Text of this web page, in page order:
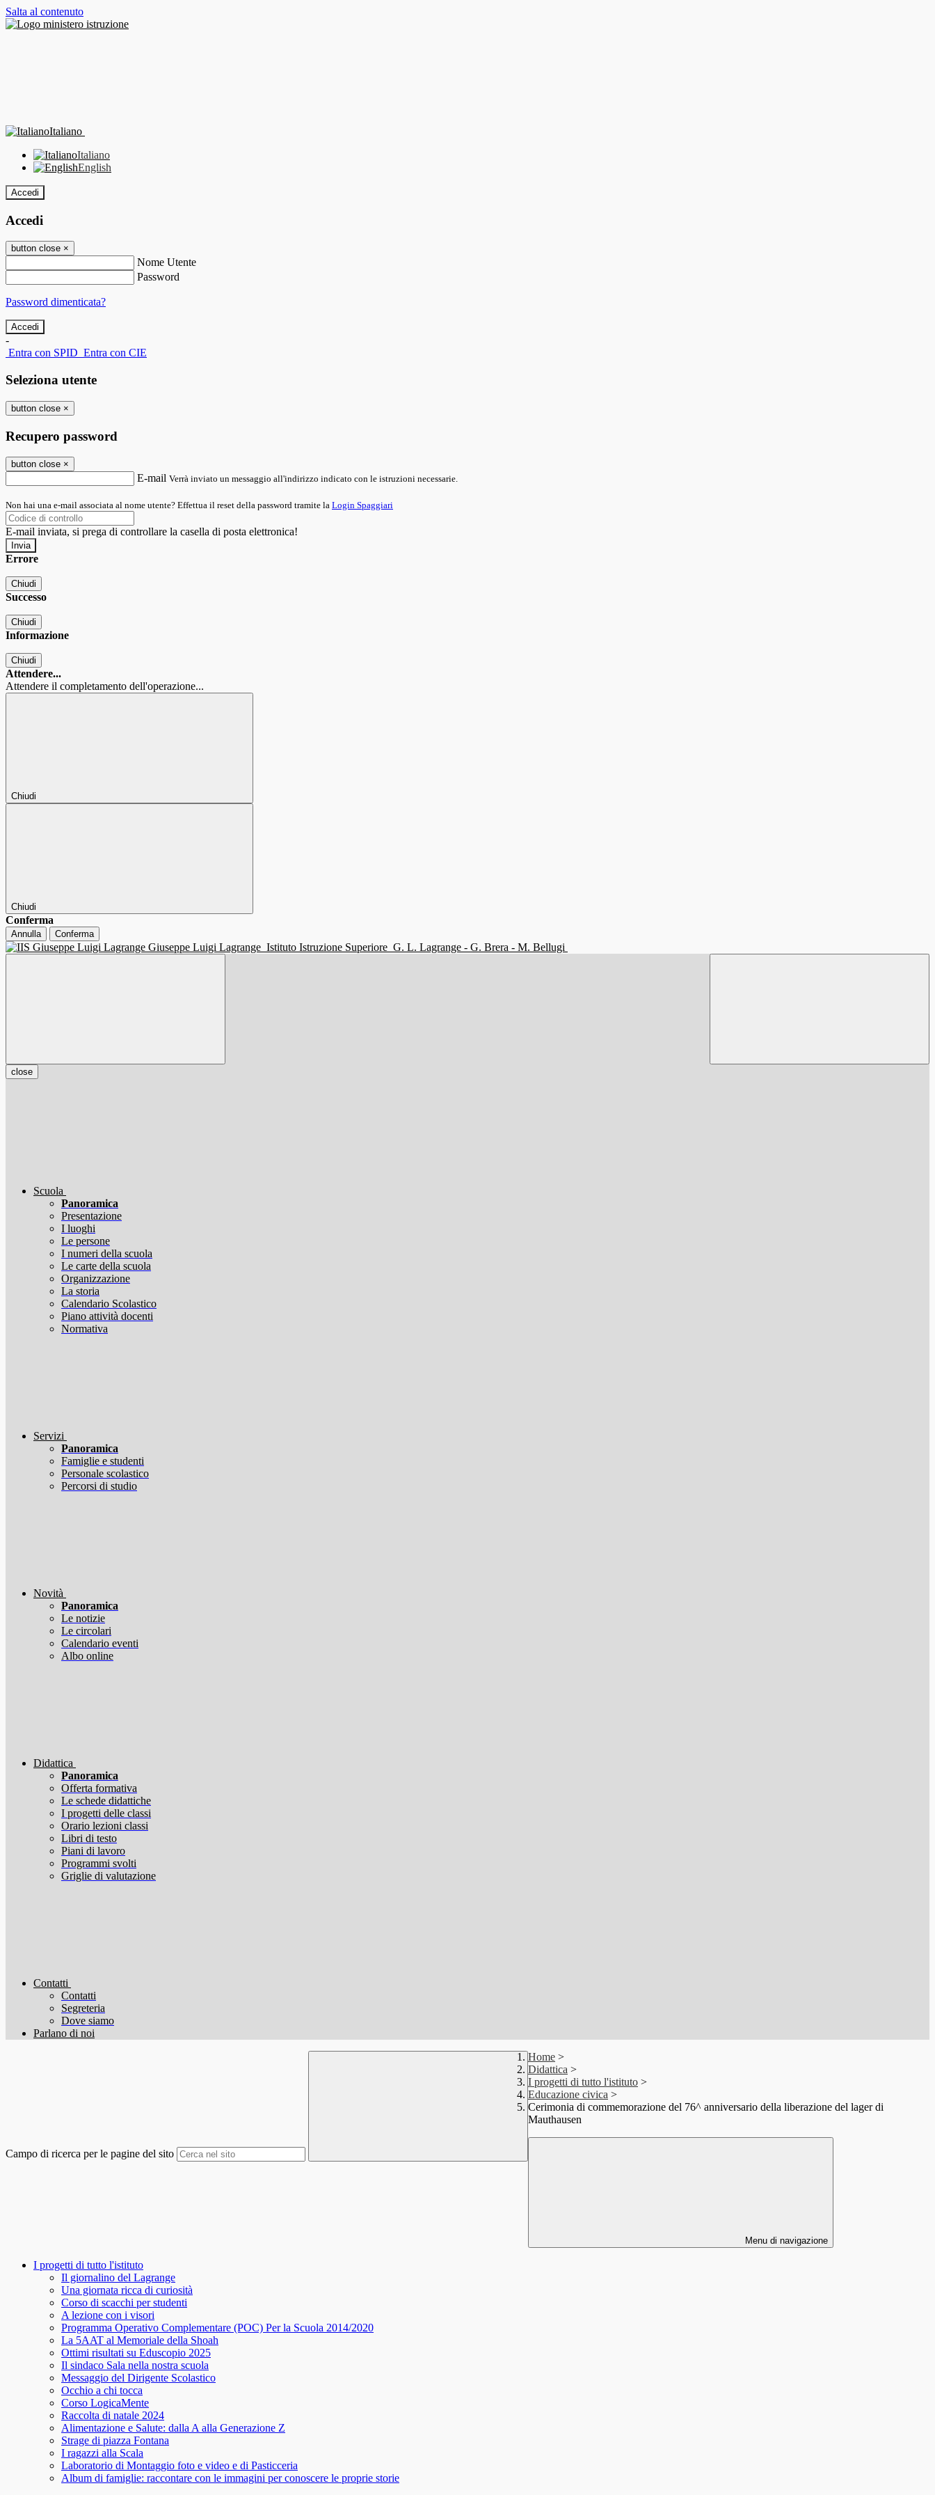
Salta al contenuto
Italiano
Italiano
English
Accedi
Accedi
button close ×
Nome Utente
Password
Password dimenticata?
-
Entra con SPID Entra con CIE
Seleziona utente
button close ×
Recupero password
button close ×
E-mail Verrà inviato un messaggio all'indirizzo indicato con le istruzioni necessarie.
Non hai una e-mail associata al nome utente? Effettua il reset della password tramite la Login Spaggiari
E-mail inviata, si prega di controllare la casella di posta elettronica!
Errore
Chiudi
Successo
Chiudi
Informazione
Chiudi
Attendere...
Attendere il completamento dell'operazione...
Chiudi
Chiudi
Conferma
Annulla Conferma
Giuseppe Luigi Lagrange Istituto Istruzione Superiore G. L. Lagrange - G. Brera - M. Bellugi
close
Scuola
Panoramica
Presentazione
I luoghi
Le persone
I numeri della scuola
Le carte della scuola
Organizzazione
La storia
Calendario Scolastico
Piano attività docenti
Normativa
Servizi
Panoramica
Famiglie e studenti
Personale scolastico
Percorsi di studio
Novità
Panoramica
Le notizie
Le circolari
Calendario eventi
Albo online
Didattica
Panoramica
Offerta formativa
Le schede didattiche
I progetti delle classi
Orario lezioni classi
Libri di testo
Piani di lavoro
Programmi svolti
Griglie di valutazione
Contatti
Contatti
Segreteria
Dove siamo
Parlano di noi
Campo di ricerca per le pagine del sito
Home >
Didattica >
I progetti di tutto l'istituto >
Educazione civica >
Cerimonia di commemorazione del 76^ anniversario della liberazione del lager di
Mauthausen
Menu di navigazione
I progetti di tutto l'istituto
Il giornalino del Lagrange
Una giornata ricca di curiosità
Corso di scacchi per studenti
A lezione con i visori
Programma Operativo Complementare (POC) Per la Scuola 2014/2020
La 5AAT al Memoriale della Shoah
Ottimi risultati su Eduscopio 2025
Il sindaco Sala nella nostra scuola
Messaggio del Dirigente Scolastico
Occhio a chi tocca
Corso LogicaMente
Raccolta di natale 2024
Alimentazione e Salute: dalla A alla Generazione Z
Strage di piazza Fontana
I ragazzi alla Scala
Laboratorio di Montaggio foto e video e di Pasticceria
Album di famiglie: raccontare con le immagini per conoscere le proprie storie